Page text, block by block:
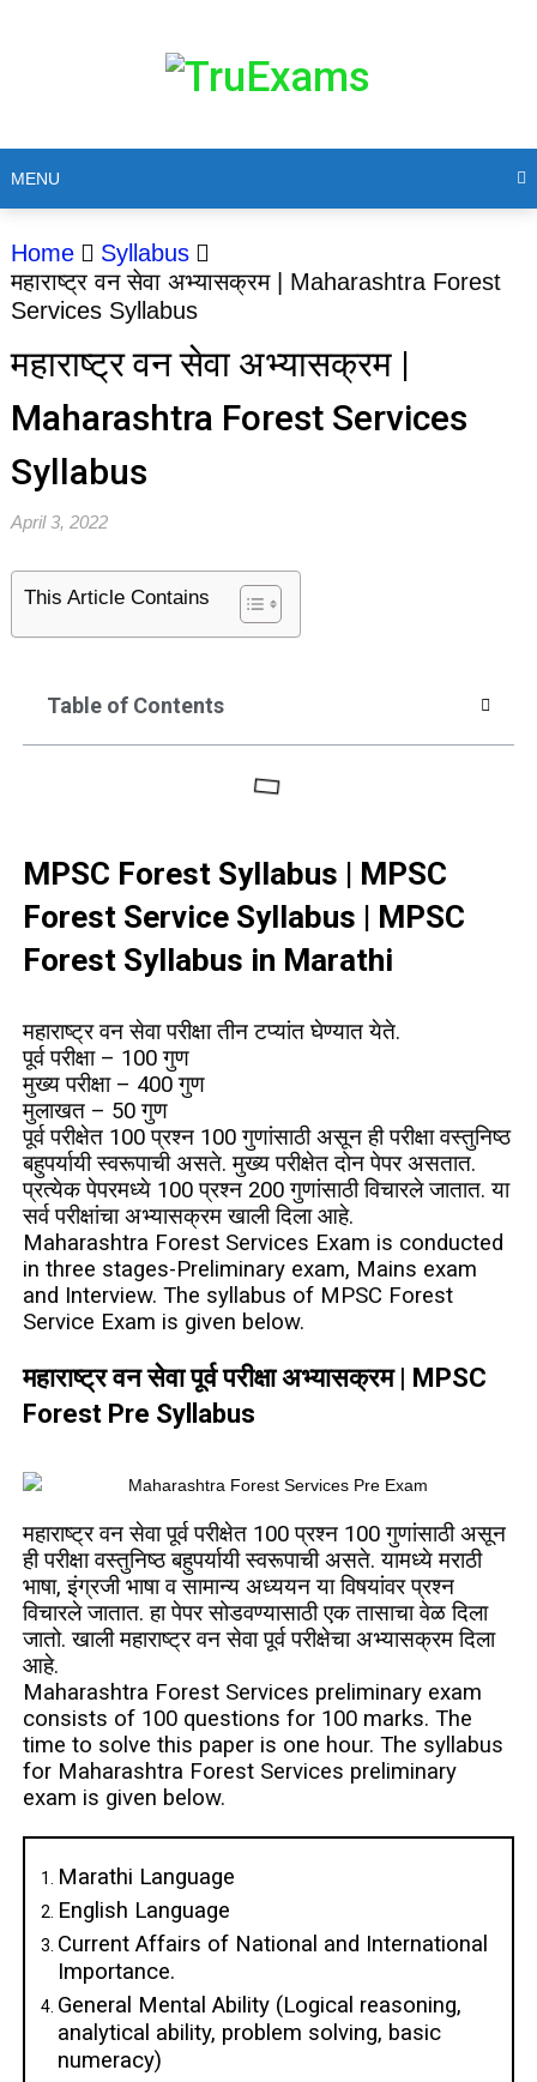
MENU
Home
Syllabus
महाराष्ट्र वन सेवा अभ्यासक्रम | Maharashtra Forest
Services Syllabus
महाराष्ट्र वन सेवा अभ्यासक्रम |
Maharashtra Forest Services
Syllabus
April 3, 2022
This Article Contains
Table of Contents
MPSC Forest Syllabus | MPSC
Forest Service Syllabus | MPSC
Forest Syllabus in Marathi
महाराष्ट्र वन सेवा परीक्षा तीन टप्यांत घेण्यात येते.
पूर्व परीक्षा – 100 गुण
मुख्य परीक्षा – 400 गुण
मुलाखत – 50 गुण
पूर्व परीक्षेत 100 प्रश्न 100 गुणांसाठी असून ही परीक्षा वस्तुनिष्ठ
बहुपर्यायी स्वरूपाची असते. मुख्य परीक्षेत दोन पेपर असतात.
प्रत्येक पेपरमध्ये 100 प्रश्न 200 गुणांसाठी विचारले जातात. या
सर्व परीक्षांचा अभ्यासक्रम खाली दिला आहे.
Maharashtra Forest Services Exam is conducted
in three stages-Preliminary exam, Mains exam
and Interview. The syllabus of MPSC Forest
Service Exam is given below.
महाराष्ट्र वन सेवा पूर्व परीक्षा अभ्यासक्रम | MPSC
Forest Pre Syllabus
महाराष्ट्र वन सेवा पूर्व परीक्षेत 100 प्रश्न 100 गुणांसाठी असून
ही परीक्षा वस्तुनिष्ठ बहुपर्यायी स्वरूपाची असते. यामध्ये मराठी
भाषा, इंग्रजी भाषा व सामान्य अध्ययन या विषयांवर प्रश्न
विचारले जातात. हा पेपर सोडवण्यासाठी एक तासाचा वेळ दिला
जातो. खाली महाराष्ट्र वन सेवा पूर्व परीक्षेचा अभ्यासक्रम दिला
आहे.
Maharashtra Forest Services preliminary exam
consists of 100 questions for 100 marks. The
time to solve this paper is one hour. The syllabus
for Maharashtra Forest Services preliminary
exam is given below.
Marathi Language
English Language
Current Affairs of National and International
Importance.
General Mental Ability (Logical reasoning,
analytical ability, problem solving, basic
numeracy)